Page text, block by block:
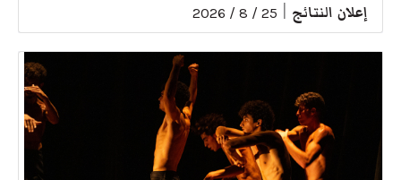
إعلان النتائج 25 / 8 / 2026